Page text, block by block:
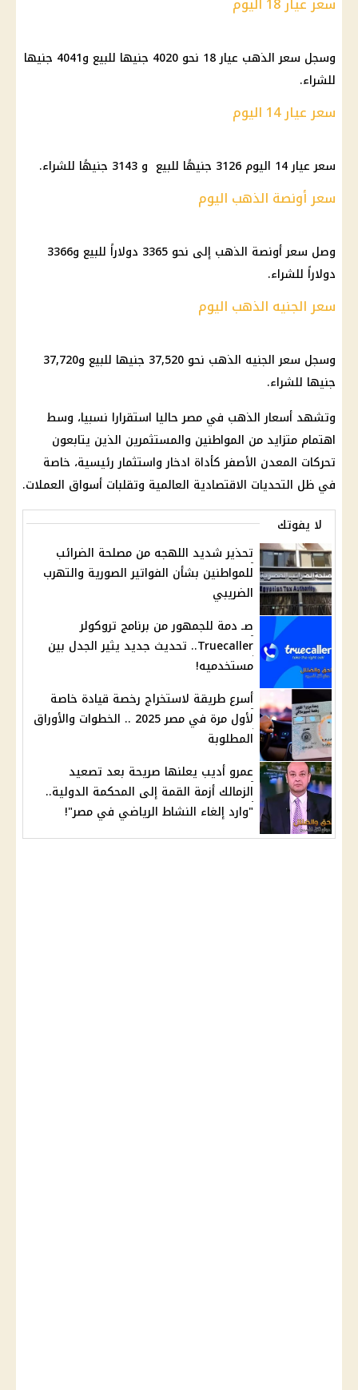
وسجل سعر الذهب عيار 18 نحو 4020 جنيها للبيع و4041 جنيها
للشراء.
سعر عيار 14 اليوم
سعر عيار 14 اليوم 3126 جنيهًا للبيع و 3143 جنيهًا للشراء.
سعر أونصة الذهب اليوم
وصل سعر أونصة الذهب إلى نحو 3365 دولاراً للبيع و3366
دولاراً للشراء.
سعر الجنيه الذهب اليوم
وسجل سعر الجنيه الذهب نحو 37,520 جنيها للبيع و37,720
جنيها للشراء.
وتشهد أسعار الذهب في مصر حاليا استقرارا نسبيا، وسط
اهتمام متزايد من المواطنين والمستثمرين الذين يتابعون
تحركات المعدن الأصفر كأداة ادخار واستثمار رئيسية، خاصة
في ظل التحديات الاقتصادية العالمية وتقلبات أسواق العملات.
لا يفوتك
تحذير شديد اللهجه من مصلحة الضرائب
للمواطنين بشأن الفواتير الصورية والتهرب
الضريبي
صـ دمة للجمهور من برنامج تروكولر
Truecaller.. تحديث جديد يثير الجدل بين
مستخدميه!
أسرع طريقة لاستخراج رخصة قيادة خاصة
لأول مرة في مصر 2025 .. الخطوات والأوراق
المطلوبة
عمرو أديب يعلنها صريحة بعد تصعيد
الزمالك أزمة القمة إلى المحكمة الدولية..
"وارد إلغاء النشاط الرياضي في مصر"!